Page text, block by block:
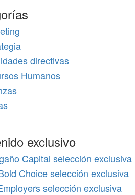
directivas
Humanos
exclusivo
Capital selección exclusiva
Choice selección exclusiva
selección exclusiva